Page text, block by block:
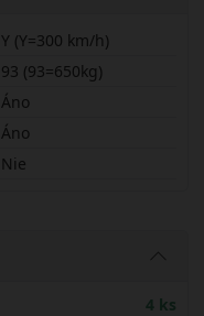
Y (Y=300 km/h)
93 (93=650kg)
Áno
Áno
Nie
4 ks